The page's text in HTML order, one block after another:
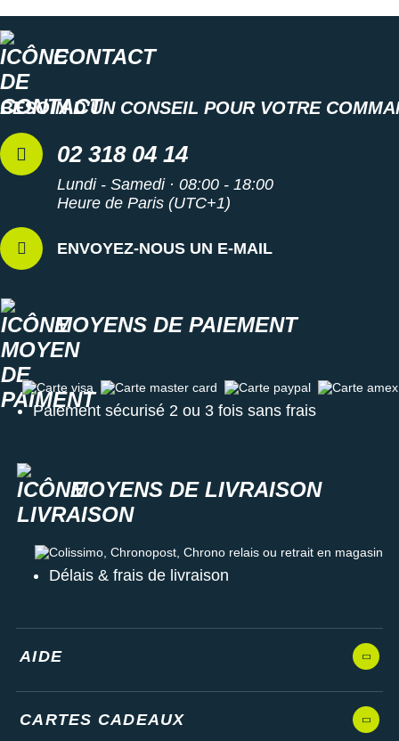
CONTACT
BESOIN D'UN CONSEIL POUR VOTRE
02 318 04 14
Lundi - Samedi · 08:00 - 18:00
Heure de Paris (UTC+1)
ENVOYEZ-NOUS UN E-MAIL
MOYENS DE PAIEMENT
Carte visa Carte master card Carte paypal Carte amex
Paiement sécurisé 2 ou 3 fois sans frais
MOYENS DE LIVRAISON
Colissimo, Chronopost, Chrono relais ou retrait en magasin
Délais & frais de livraison
AIDE
CARTES CADEAUX